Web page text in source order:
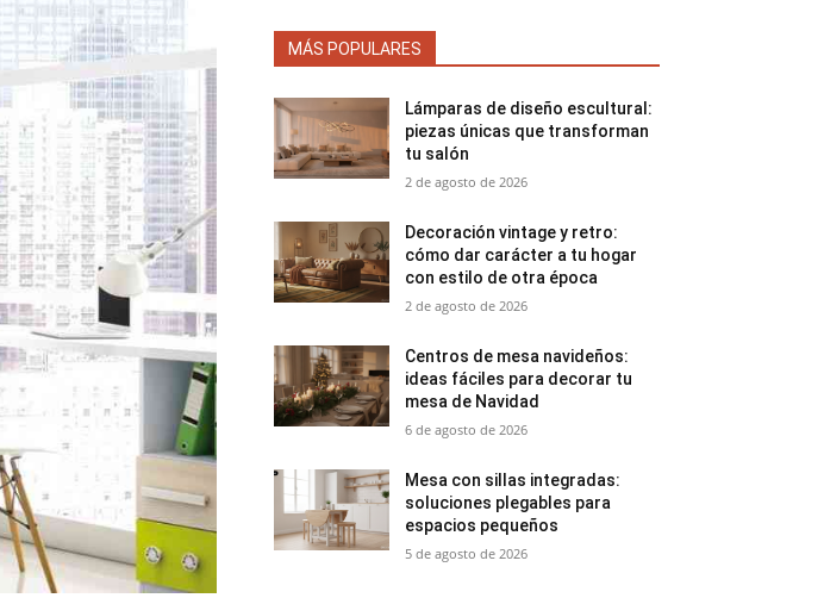
MÁS POPULARES
Lámparas de diseño escultural:
piezas únicas que transforman
tu salón
2 de agosto de 2026
Decoración vintage y retro:
cómo dar carácter a tu hogar
con estilo de otra época
2 de agosto de 2026
Centros de mesa navideños:
ideas fáciles para decorar tu
mesa de Navidad
6 de agosto de 2026
Mesa con sillas integradas:
soluciones plegables para
espacios pequeños
5 de agosto de 2026